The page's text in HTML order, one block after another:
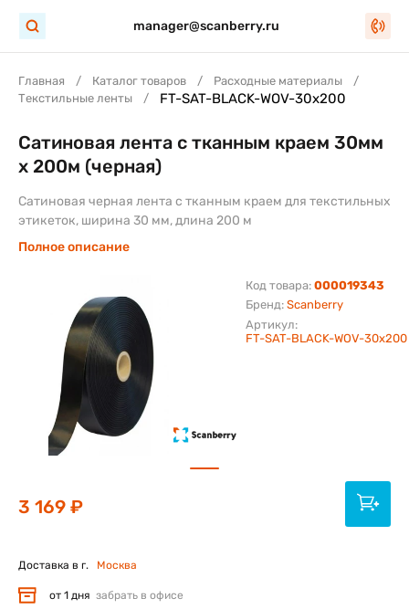
manager@scanberry.ru
Главная Каталог товаров
Расходные материалы
Текстильные ленты
FT-SAT-BLACK-WOV-30x200
Бренд: Scanberry
Код товара: 000019343
Артикул:
FT-SAT-BLACK-WOV-30x200
Сатиновая лента с тканным краем 30мм
х 200м (черная)
Сатиновая черная лента с тканным краем для текстильных
этикеток, ширина 30 мм, длина 200 м
Полное описание
3 169 ₽
Доставка в г. Москва
от 1 дня забрать в офисе